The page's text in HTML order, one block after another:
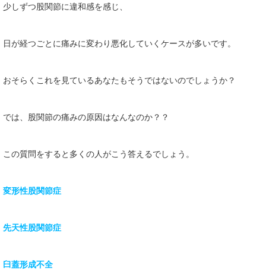
少しずつ股関節に違和感を感じ、
日が経つごとに痛みに変わり悪化していくケースが多いです。
おそらくこれを見ているあなたもそうではないのでしょうか？
では、股関節の痛みの原因はなんなのか？？
この質問をすると多くの人がこう答えるでしょう。
変形性股関節症
先天性股関節症
臼蓋形成不全